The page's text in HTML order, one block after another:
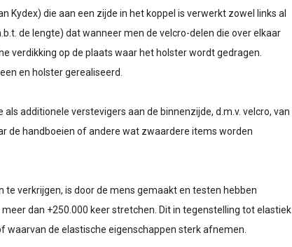
die aan een zijde in het koppel is verwerkt zowel links al
de lengte) dat wanneer men de velcro-delen die over elkaar
verdikking op de plaats waar het holster wordt gedragen.
en holster gerealiseerd.
additionele verstevigers aan de binnenzijde, d.m.v. velcro, van
de handboeien of andere wat zwaardere items worden
verkrijgen, is door de mens gemaakt en testen hebben
dan +250.000 keer stretchen. Dit in tegenstelling tot elastiek
de elastische eigenschappen sterk afnemen.